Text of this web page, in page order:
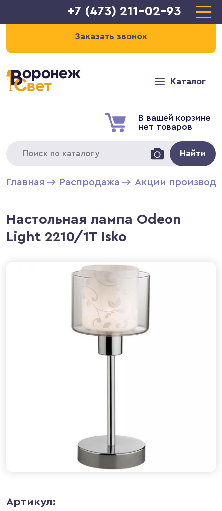
+7 (473) 211-02-93
Заказать звонок
Каталог
В вашей корзине
нет товаров
Найти
Главная Распродажа Акции
Настольная лампа Odeon
Light 2210/1T Isko
Артикул: